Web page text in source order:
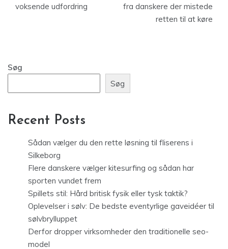
voksende udfordring
fra danskere der mistede
retten til at køre
Søg
Søg
Recent Posts
Sådan vælger du den rette løsning til fliserens i
Silkeborg
Flere danskere vælger kitesurfing og sådan har
sporten vundet frem
Spillets stil: Hård britisk fysik eller tysk taktik?
Oplevelser i sølv: De bedste eventyrlige gaveidéer til
sølvbrylluppet
Derfor dropper virksomheder den traditionelle seo-
model